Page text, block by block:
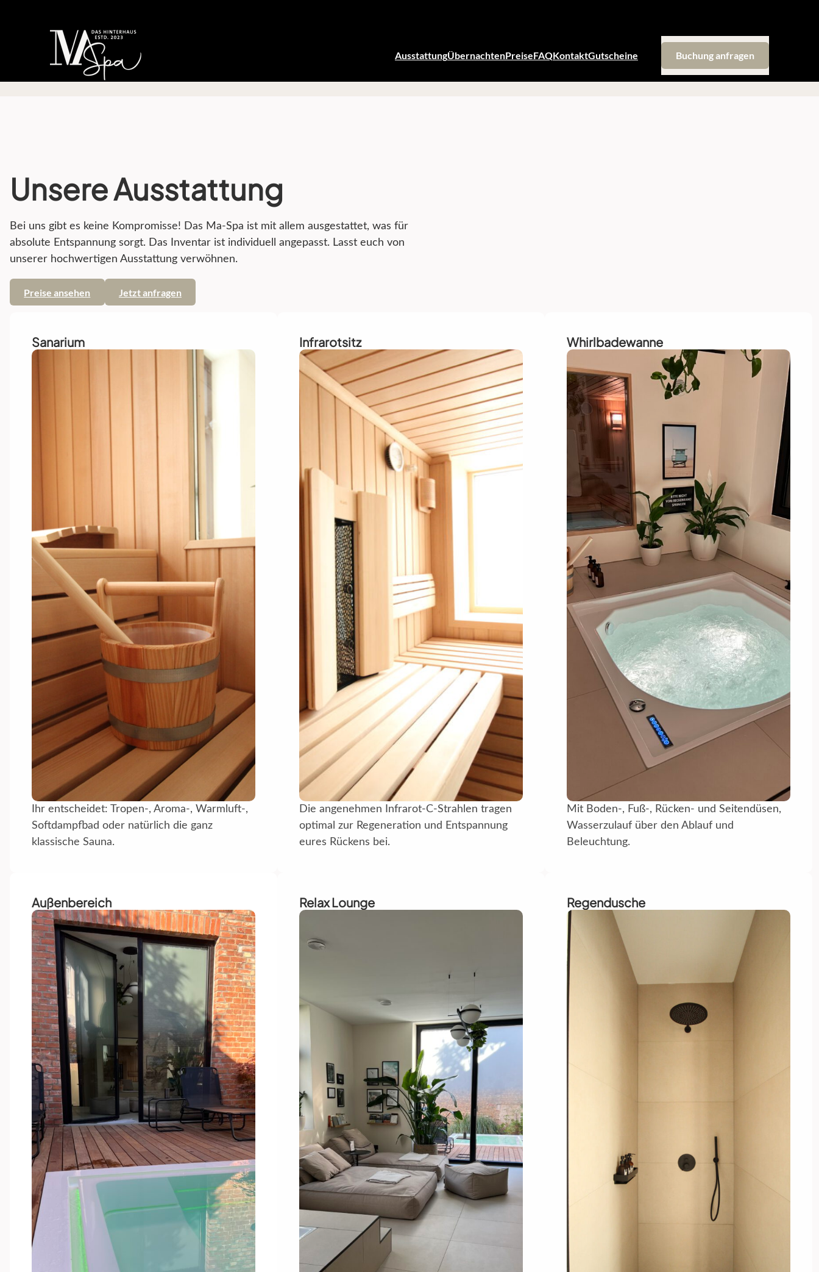
AusstattungÜbernachtenPreiseFAQKontaktGutscheine Buchung anfragen
Unsere Ausstattung
Bei uns gibt es keine Kompromisse! Das Ma-Spa ist mit allem ausgestattet, was für
absolute Entspannung sorgt. Das Inventar ist individuell angepasst. Lasst euch von
unserer hochwertigen Ausstattung verwöhnen.
Preise ansehen Jetzt anfragen
Sanarium
Ihr entscheidet: Tropen-, Aroma-, Warmluft-,
Softdampfbad oder natürlich die ganz
klassische Sauna.
Infrarotsitz
Die angenehmen Infrarot-C-Strahlen tragen
optimal zur Regeneration und Entspannung
eures Rückens bei.
Whirlbadewanne
Mit Boden-, Fuß-, Rücken- und Seitendüsen,
Wasserzulauf über den Ablauf und
Beleuchtung.
Außenbereich Relax Lounge Regendusche